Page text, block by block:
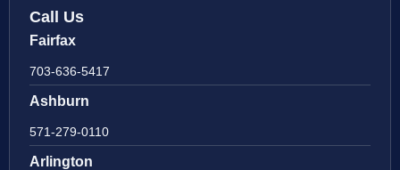
Call Us
Fairfax
703-636-5417
Ashburn
571-279-0110
Arlington